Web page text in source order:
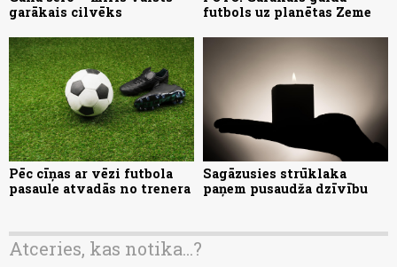
garākais cilvēks
futbols uz planētas Zeme
Pēc cīņas ar vēzi futbola
pasaule atvadās no trenera
Sagāzusies strūklaka
paņem pusaudža dzīvību
Atceries, kas notika...?